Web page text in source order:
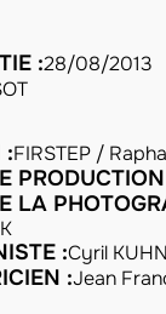
:28/08/2013
:FIRSTEP /
LA
:Cyril
:Jean